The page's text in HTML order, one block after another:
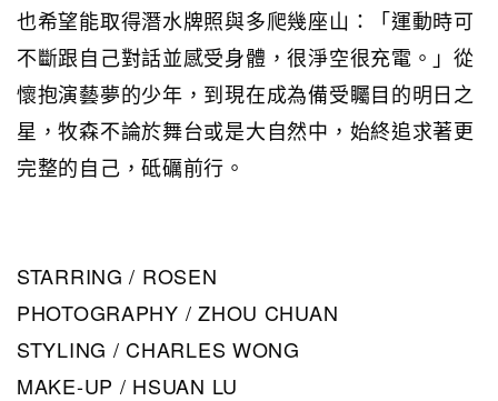
也希望能取得潛水牌照與多爬幾座山：「運動時可
不斷跟自己對話並感受身體，很淨空很充電。」從
懷抱演藝夢的少年，到現在成為備受矚目的明日之
星，牧森不論於舞台或是大自然中，始終追求著更
完整的自己，砥礪前行。
STARRING / ROSEN
PHOTOGRAPHY / ZHOU CHUAN
STYLING / CHARLES WONG
MAKE-UP / HSUAN LU